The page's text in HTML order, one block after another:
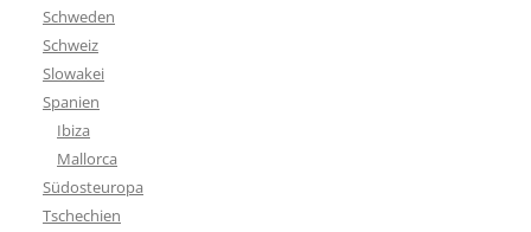
Schweden
Schweiz
Slowakei
Spanien
Ibiza
Mallorca
Südosteuropa
Tschechien